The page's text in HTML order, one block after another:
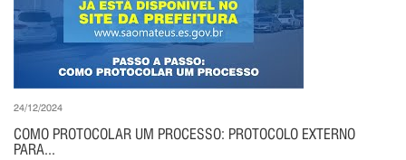
24/12/2024
COMO PROTOCOLAR UM PROCESSO: PROTOCOLO EXTERNO
PARA...